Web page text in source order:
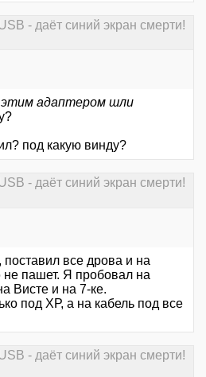
- даёт синий экран смерти!
этим адаптером шли
под какую винду?
- даёт синий экран смерти!
все дрова и на
не пашет. Я пробовал на
Висте и на 7-ке.
под ХР, а на кабель под все
- даёт синий экран смерти!